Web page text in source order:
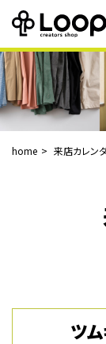
home 来店カレン
ツ